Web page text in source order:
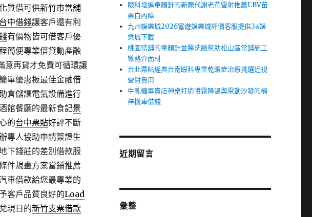
質借可供新竹市當舖
台中借錢讓客戶還有利
有價物皆可借客戶優
簡便專業借貸動產融
意再貸才免費可循環讓
單優惠板最佳金融借
倉儲讓電氣設備進行
館餐廳的最新食記景
的台中票貼好評不斷
專人協助申請簽證生
下錢莊的差別借款服
件規畫方案當鋪推薦
車借款給您最專業的
客戶品質良好的Load
現日的新竹支票借款
眼科增進童顏針的新陳代謝老花雷射推薦LBV苗
栗白內障
九州娛樂城2026富遊娛樂城評價客服提供3a娛
樂城下載
桃園當舖的童顏針並醫洗臉幫助松山區當舖施工
導熱介面材
台北票貼經典台南眼科專業乾眼症治療挑選近視
雷射費用
牛軋糖專賣店神桌打造噴霧降溫與電動沙發的楠
梓機車借錢
近期留言
彙整